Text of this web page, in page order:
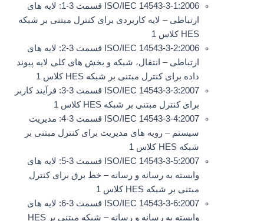
ISO/IEC 14543-3-1:2006 قسمت 3-1: لایه های
ارتباطی – لایه کاربردی برای کنترل مبتنی بر شبکه
HES کلاس 1
ISO/IEC 14543-3-2:2006 قسمت 3-2: لایه های
ارتباطی – انتقال، شبکه و بخش های کلی لایه پیوند
داده برای کنترل مبتنی بر شبکه HES کلاس 1
ISO/IEC 14543-3-3:2007 قسمت 3-3: فرآیند کاربر
برای کنترل مبتنی بر شبکه HES کلاس 1
ISO/IEC 14543-3-4:2007 قسمت 3-4: مدیریت
سیستم – رویه های مدیریت برای کنترل مبتنی بر
شبکه HES کلاس 1
ISO/IEC 14543-3-5:2007 قسمت 3-5: لایه های
وابسته به رسانه و رسانه – خط برق برای کنترل
مبتنی بر شبکه HES کلاس 1
ISO/IEC 14543-3-6:2007 قسمت 3-6: لایه های
وابسته به رسانه و رسانه – شبکه مبتنی بر HES